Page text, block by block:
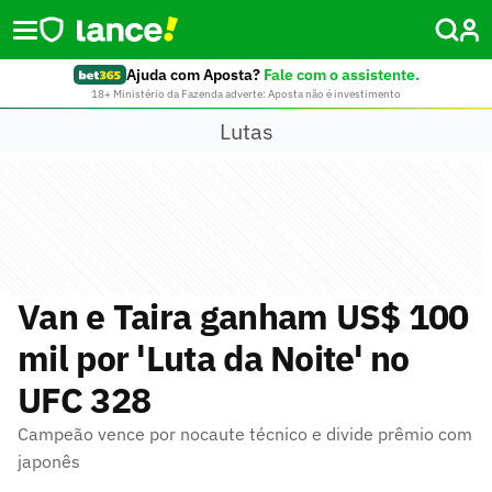
Ajuda com Aposta? Fale com o assistente.
18+ Ministério da Fazenda adverte: Aposta não é investimento
Lutas
Van e Taira ganham US$ 100
mil por 'Luta da Noite' no
UFC 328
Campeão vence por nocaute técnico e divide prêmio com
japonês